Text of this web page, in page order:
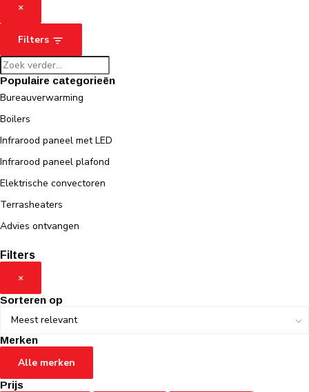
×
Filters
Populaire categorieën
Bureauverwarming
Boilers
Infrarood paneel met LED
Infrarood paneel plafond
Elektrische convectoren
Terrasheaters
Advies ontvangen
Filters
×
Sorteren op
Merken
Alle merken
Prijs